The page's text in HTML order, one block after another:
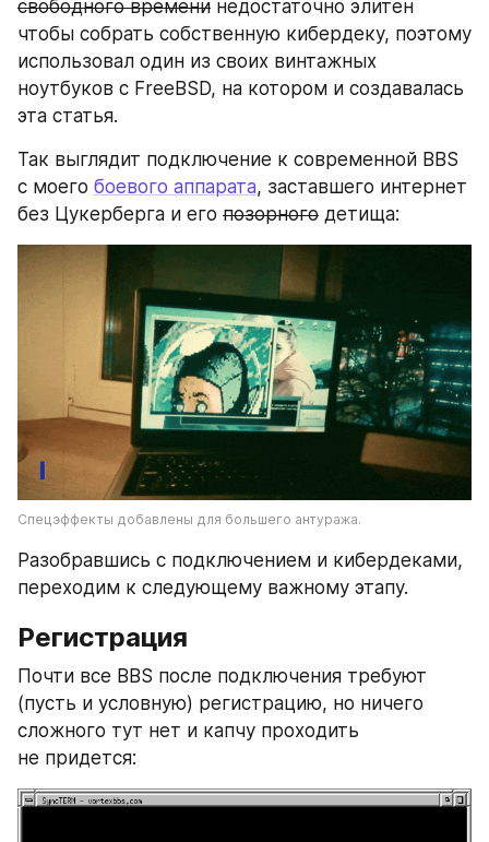
свободного времени недостаточно элитен
чтобы собрать собственную кибердеку, поэтому
использовал один из своих винтажных
ноутбуков с FreeBSD, на котором и создавалась
эта статья.
Так выглядит подключение к современной BBS
с моего боевого аппарата, заставшего интернет
без Цукерберга и его позорного детища:
Спецэффекты добавлены для большего антуража.
Разобравшись с подключением и кибердеками,
переходим к следующему важному этапу.
Регистрация
Почти все BBS после подключения требуют
(пусть и условную) регистрацию, но ничего
сложного тут нет и капчу проходить
не придется: